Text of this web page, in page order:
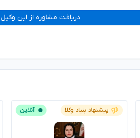
دریافت مشاوره از این وکیل
پیشنهاد بنیاد وکلا آنلاین